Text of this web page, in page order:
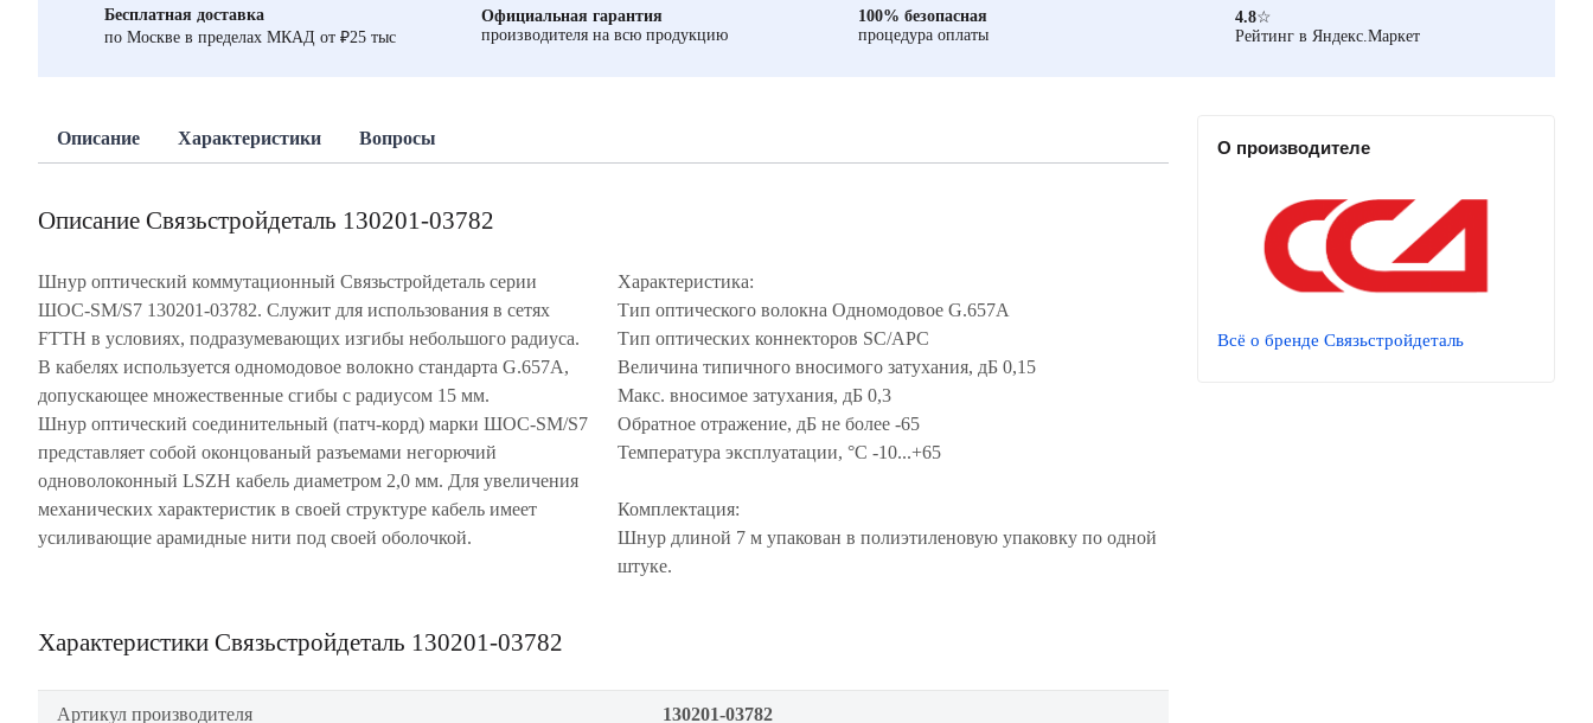
Бесплатная доставка
по Москве в пределах МКАД от ₽25 тыс
Официальная гарантия
производителя на всю продукцию
100% безопасная
процедура оплаты
4.8☆
Рейтинг в Яндекс.Маркет
Описание Характеристики Вопросы
Описание Связьстройдеталь 130201-03782
Шнур оптический коммутационный Связьстройдеталь серии
ШОС-SM/S7 130201-03782. Служит для использования в сетях
FTTH в условиях, подразумевающих изгибы небольшого радиуса.
В кабелях используется одномодовое волокно стандарта G.657A,
допускающее множественные сгибы с радиусом 15 мм.
Шнур оптический соединительный (патч-корд) марки ШОС-SM/S7
представляет собой оконцованый разъемами негорючий
одноволоконный LSZH кабель диаметром 2,0 мм. Для увеличения
механических характеристик в своей структуре кабель имеет
усиливающие арамидные нити под своей оболочкой.
Характеристика:
Тип оптического волокна Одномодовое G.657A
Тип оптических коннекторов SC/APC
Величина типичного вносимого затухания, дБ 0,15
Макс. вносимое затухания, дБ 0,3
Обратное отражение, дБ не более -65
Температура эксплуатации, °С -10...+65
Комплектация:
Шнур длиной 7 м упакован в полиэтиленовую упаковку по одной
штуке.
Характеристики Связьстройдеталь 130201-03782
Артикул производителя 130201-03782
О производителе
Всё о бренде Связьстройдеталь